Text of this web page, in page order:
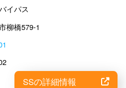
イパス
柳橋579-1
SSの詳細情報